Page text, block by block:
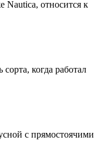
Nautica, относится к
когда работал
с прямостоячими